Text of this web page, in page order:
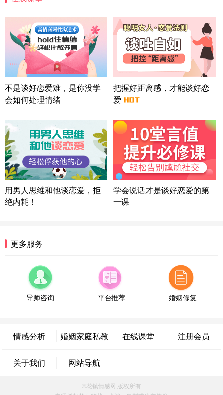
方案
广东-广州 188****5632
12分钟前
微信用户 司马锘 通过此页面咨询，已获得专属情感
方案
湖北-武汉 135****7410
41分钟前
微信用户 困困魚? 通过此页面咨询，已获得专属情感
方案
陕西-西安 139****6283
浙江-宁波 150****8921
28分钟前
微信用户 逆光下的微笑 通过此页面咨询，已获得专
属情感方案
湖南-长沙 187****3359
18分钟前
微信用户 超 通过此页面咨询，已获得专属情感方案
福建-厦门 159****4462
辽宁-大连 176****2843
39分钟前
微信用户 H-孙志远-上海 通过此页面咨询，已获得专
属情感方案
江苏-苏州 188****5187
1小时前
方案
微信用户 静默 通过此页面咨询，已获得专属情感方
不是谈好恋爱难，是你没学
会如何处理情绪
把握好距离感，才能谈好恋
爱
用男人思维和他谈恋爱，拒
绝内耗！
学会说话才是谈好恋爱的第
一课
更多服务
导师咨询 平台推荐 婚姻修复
情感分析 婚姻家庭私教 在线课堂 注册会员
关于我们 网站导航
©花镇情感网 版权所有